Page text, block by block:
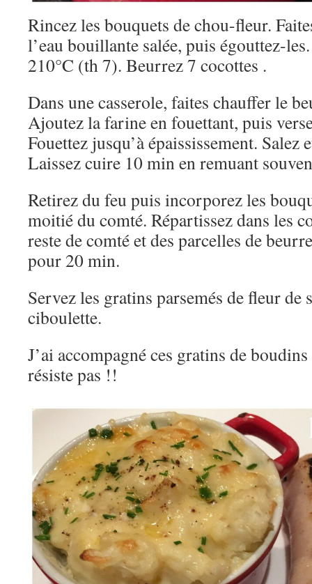
Rincez les bouquets de chou-fleur.
l’eau bouillante salée, puis égouttez-
210°C (th 7). Beurrez 7 cocottes .
Dans une casserole, faites chauffer le
Ajoutez la farine en fouettant, puis
Fouettez jusqu’à épaississement. Salez
Laissez cuire 10 min en remuant
Retirez du feu puis incorporez les
moitié du comté. Répartissez dans les
reste de comté et des parcelles de
pour 20 min.
Servez les gratins parsemés de fleur de
ciboulette.
J’ai accompagné ces gratins de
résiste pas !!